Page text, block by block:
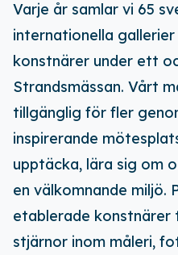
Varje år samlar vi 65
internationella
konstnärer under ett
Strandsmässan. Vårt
tillgänglig för fler
inspirerande
upptäcka, lära sig om
en välkomnande miljö.
etablerade konstnärer
stjärnor inom måleri,
Ladda